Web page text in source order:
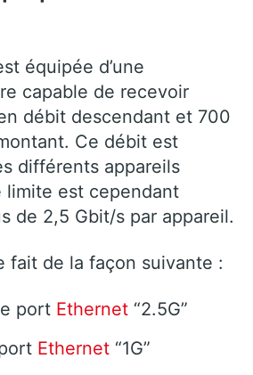
équipée d’une
capable de recevoir
débit descendant et 700
Ce débit est
différents appareils
limite est cependant
de 2,5 Gbit/s par appareil.
fait de la façon suivante :
port Ethernet “2.5G”
Ethernet “1G”